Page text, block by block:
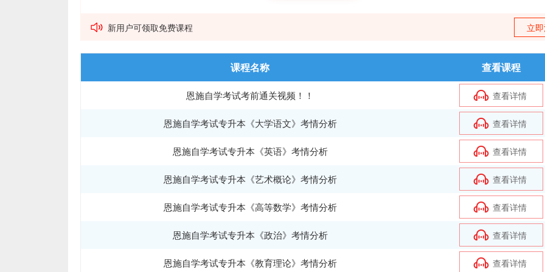
新用户可领取免费课程 立
课程名称 查看课程
恩施自学考试考前通关视频！！ 查看详情
恩施自学考试专升本《大学语文》考情分析 查看详情
恩施自学考试专升本《英语》考情分析 查看详情
恩施自学考试专升本《艺术概论》考情分析 查看详情
恩施自学考试专升本《高等数学》考情分析 查看详情
恩施自学考试专升本《政治》考情分析 查看详情
恩施自学考试专升本《教育理论》考情分析 查看详情
课程名称 查看课程
专升本（医学类）VIP班 查看详情
专升本（法学类）VIP班 查看详情
专升本（艺术类）VIP班 查看详情
高起本VIP直播班 查看详情
专升本（经管类、理工类）VIP班 查看详情
专升本VIP直播班 查看详情
专升本（文史类）VIP班 查看详情